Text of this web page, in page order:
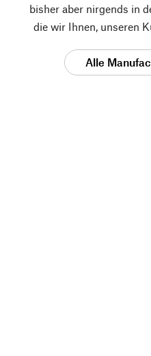
bisher aber nirgends in
die wir Ihnen, unseren
Alle